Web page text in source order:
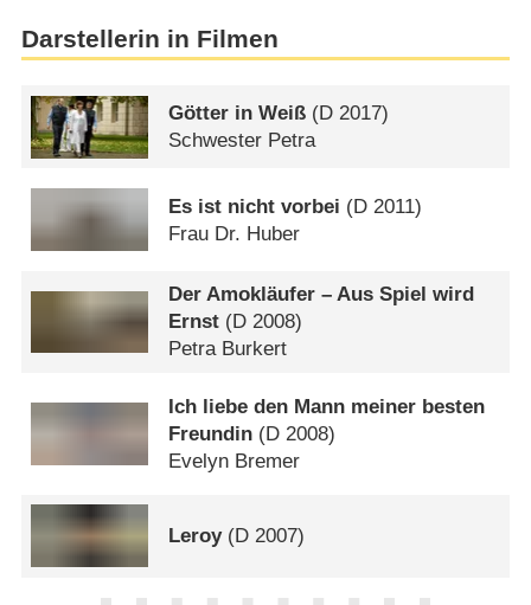
Darstellerin in Filmen
Götter in Weiß (D 2017)
Schwester Petra
Es ist nicht vorbei (D 2011)
Frau Dr. Huber
Der Amokläufer – Aus Spiel wird
Ernst (D 2008)
Petra Burkert
Ich liebe den Mann meiner besten
Freundin (D 2008)
Evelyn Bremer
Leroy(D 2007)